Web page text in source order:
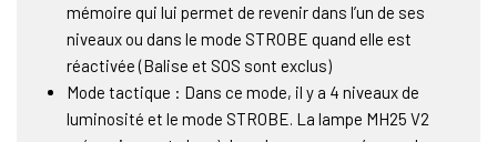
mémoire qui lui permet de revenir dans l’un de ses
niveaux ou dans le mode STROBE quand elle est
réactivée (Balise et SOS sont exclus)
Mode tactique : Dans ce mode, il y a 4 niveaux de
luminosité et le mode STROBE. La lampe MH25 V2